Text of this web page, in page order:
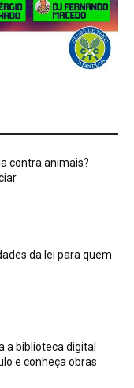
contra animais?
da lei para quem
a biblioteca digital
e conheça obras